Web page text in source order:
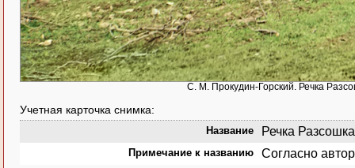
С. М. Прокудин-Горский. Речка
Учетная карточка снимка:
Название Речка
Примечание к названию Согласно